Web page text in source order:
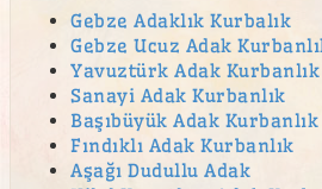
canlı hayvan
canlı hayvan satışı
Çekmeköy Adak
Çekmeköy adak kurban
Çekmeköy Kurban
Gebze Adaklık Kurbalık
Gebze Ucuz Adak
Yavuztürk Adak Kurbanlık
Sanayi Adak Kurbanlık
Başıbüyük Adak Kurbanlık
Fındıklı Adak Kurbanlık
Aşağı Dudullu Adak